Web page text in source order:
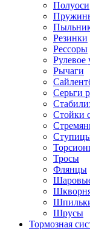
Полуоси
Резинки
Рессоры
Рулевое
Рычаги
Серьги
Стойки
Тросы
Флянцы
Шрусы
Тормозная